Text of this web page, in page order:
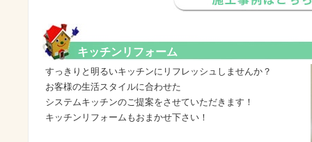
キッチンリフォーム
すっきりと明るいキッチンにリフレッシュしませんか？
お客様の生活スタイルに合わせた
システムキッチンのご提案をさせていただきます！
キッチンリフォームもおまかせ下さい！